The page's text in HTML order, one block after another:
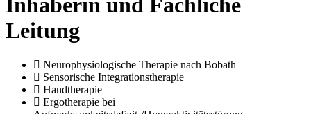
Inhaberin und Fachliche
Leitung
Neurophysiologische Therapie nach Bobath
Sensorische Integrationstherapie
Handtherapie
Ergotherapie bei